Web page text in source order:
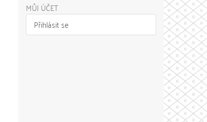
MŮJ ÚČET
Přihlásit se